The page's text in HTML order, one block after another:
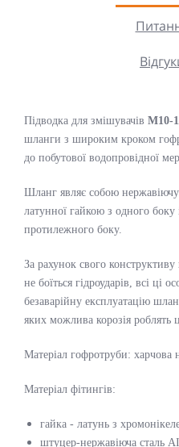
Підводка для змішувачів М10-
шланги з широким кроком
до побутової водопровідної
Шланг являє собою
латунної гайкою з одного
протилежного боку.
За рахунок свого
не боїться гідроударів, всі ці
безаварійну експлуатацію
яких можлива корозія роблять
Матеріал гофротруби: харчова
Матеріал фітингів:
гайка - латунь з
штуцер-нержавіюча сталь